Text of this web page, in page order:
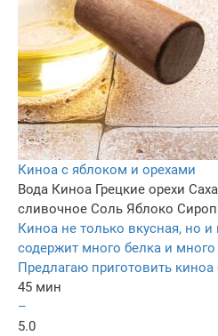
Киноа с яблоком и орехами
Вода Киноа Грецкие орехи
сливочное Соль Яблоко
Киноа не только вкусная, но и
содержит много белка и
Предлагаю приготовить
45 мин
–
5.0